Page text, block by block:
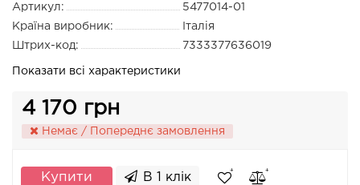
Артикул:
5477014-01
Країна виробник:
Італія
Штрих-код:
7333377636019
Показати всі характеристики
4 170 грн
Немає / Попереднє замовлення
Купити В 1 клік